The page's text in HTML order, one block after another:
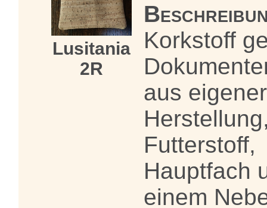
Lusitania
2R
Korkstoff
aus eigener
Futterstoff,
Hauptfach
einem